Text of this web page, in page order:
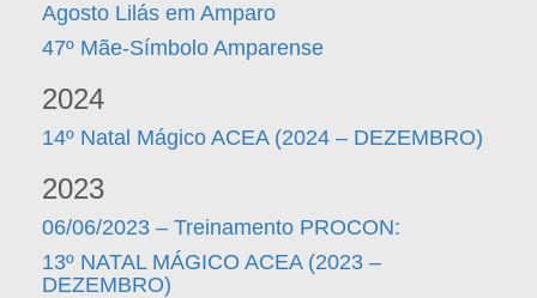
Agosto Lilás em Amparo
47º Mãe-Símbolo Amparense
2024
14º Natal Mágico ACEA (2024 – DEZEMBRO)
2023
06/06/2023 – Treinamento PROCON:
13º NATAL MÁGICO ACEA (2023 –
DEZEMBRO)